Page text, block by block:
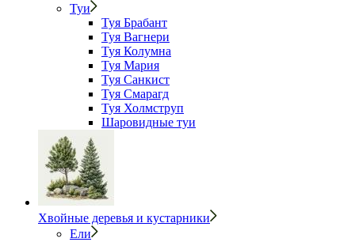
Туи
Туя Брабант
Туя Вагнери
Туя Колумна
Туя Мария
Туя Санкист
Туя Смарагд
Туя Холмструп
Шаровидные туи
Хвойные деревья и кустарники
Ели